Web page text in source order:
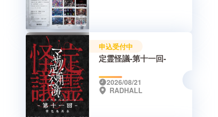
申込受付中
定霊怪議-第十一回-
2026/08/21
RADHALL